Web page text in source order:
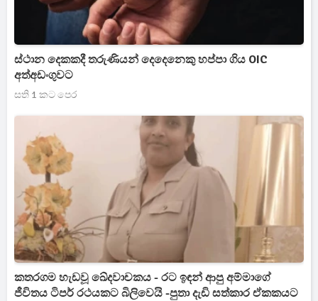
ස්ථාන දෙකකදී තරුණියන් දෙදෙනෙකු හප්පා ගිය OIC
අත්අඩංගුවට
සති 1 කට පෙර
කතරගම හැඩවූ ඛේදවාචකය - රට ඉඳන් ආපු අම්මාගේ
ජීවිතය ටිපර් රථයකට බිලිවෙයි -පුතා දැඩි සත්කාර ඒකකයට